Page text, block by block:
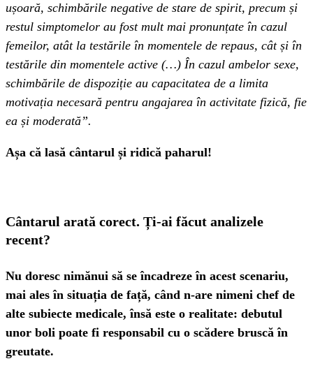
ușoară, schimbările negative de stare de spirit, precum și
restul simptomelor au fost mult mai pronunțate în cazul
femeilor, atât la testările în momentele de repaus, cât și în
testările din momentele active (…) În cazul ambelor sexe,
schimbările de dispoziție au capacitatea de a limita
motivația necesară pentru angajarea în activitate fizică, fie
ea și moderată”.
Așa că lasă cântarul și ridică paharul!
Cântarul arată corect. Ți-ai făcut analizele
recent?
Nu doresc nimănui să se încadreze în acest scenariu,
mai ales în situația de față, când n-are nimeni chef de
alte subiecte medicale, însă este o realitate: debutul
unor boli poate fi responsabil cu o scădere bruscă în
greutate.